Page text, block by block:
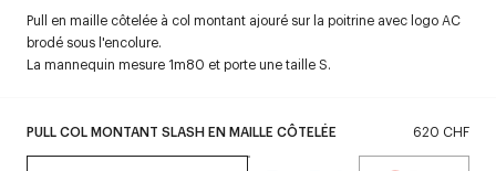
PULL COL MONTANT SLASH EN MAILLE CÔTELÉE 620 CHF
Pull en maille côtelée à col montant ajouré sur la poitrine avec logo AC
brodé sous l'encolure.
La mannequin mesure 1m80 et porte une taille S.